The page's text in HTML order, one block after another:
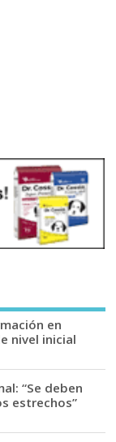
en
nivel inicial
“Se deben
estrechos”